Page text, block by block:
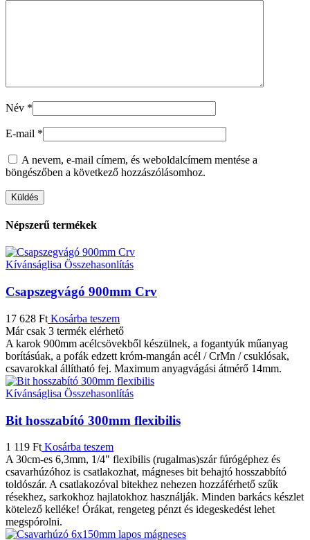
Név *
E-mail *
A nevem, e-mail címem, és weboldalcímem mentése a
böngészőben a következő hozzászólásomhoz.
Népszerű termékek
Kívánságlisa Összehasonlítás
Csapszegvágó 900mm Crv
17 628 Ft Kosárba teszem
Már csak 3 termék elérhető
A karok 900mm acélcsövekből készülnek, a fogantyúk műanyag
borításúak, a pofák edzett króm-mangán acél / CrMn / csuklósak,
csavarokkal állítható fej. Maximum anyagvágási átmérő 14mm.
Kívánságlisa Összehasonlítás
Bit hosszabító 300mm flexibilis
1 119 Ft Kosárba teszem
A 30cm-es 6,3mm, 1/4" flexibilis (rugalmas)szár fúrógéphez és
csavarhúzóhoz is csatlakozhat, mágneses bit behajtó hosszabbító
toldószár. A csatlakozóval bitekhez nehezen hozzáférhető szűk
résekhez, sarkokhoz hajlatokhoz használják. Minden barkács készlet
kötelező kelléke! Órákat, rengeteg pénzt és idegeskedést lehet
megspórolni.